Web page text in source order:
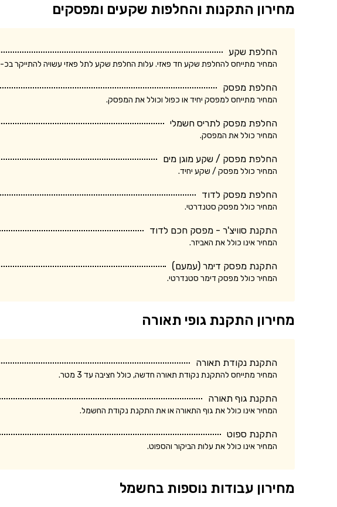
מחירון התקנות והחלפות שקעים ומפסקים
החלפת שקע
המחיר מתייחס להחלפת שקע חד פאזי. עלות החלפת שקע לתל פאזי עשויה להתייקר בכ- 40%.
החלפת מפסק
המחיר מתייחס למפסק יחיד או כפול וכולל את המפסק.
החלפת מפסק לתריס חשמלי
המחיר כולל את המפסק.
החלפת מפסק / שקע מוגן מים
המחיר כולל מפסק / שקע יחיד.
החלפת מפסק לדוד
המחיר כולל מפסק סטנדרטי.
התקנת סוויצ'ר - מפסק חכם לדוד
המחיר אינו כולל את האביזר.
התקנת מפסק דימר (עמעם)
המחיר כולל מפסק דימר סטנדרטי.
מחירון התקנת גופי תאורה
התקנת נקודת תאורה
המחיר מתייחס להתקנת נקודת תאורה חדשה, כולל חציבה עד 3 מטר.
התקנת גוף תאורה
המחיר אינו כולל את גוף התאורה או את התקנת נקודת החשמל.
התקנת ספוט
המחיר אינו כולל את עלות הביקור והספוט.
מחירון עבודות נוספות בחשמל